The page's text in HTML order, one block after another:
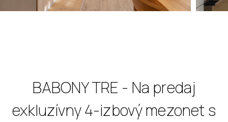
BABONY TRE - Na predaj
exkluzívny 4-izbový mezonet s